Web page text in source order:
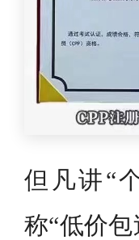
但凡讲“
称“低价